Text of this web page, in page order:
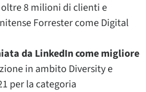
8 milioni di clienti e
Forrester come Digital
da LinkedIn come migliore
in ambito Diversity e
per la categoria